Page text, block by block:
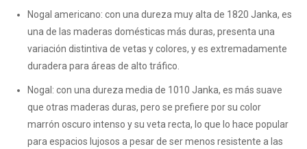
Nogal americano: con una dureza muy alta de 1820 Janka, es
una de las maderas domésticas más duras, presenta una
variación distintiva de vetas y colores, y es extremadamente
duradera para áreas de alto tráfico.
Nogal: con una dureza media de 1010 Janka, es más suave
que otras maderas duras, pero se prefiere por su color
marrón oscuro intenso y su veta recta, lo que lo hace popular
para espacios lujosos a pesar de ser menos resistente a las